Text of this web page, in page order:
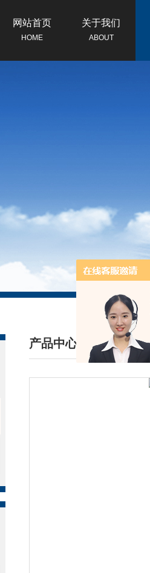
网站首页
HOME
关于我们
ABOUT
产品中心
/ PRODUCTS CENTER